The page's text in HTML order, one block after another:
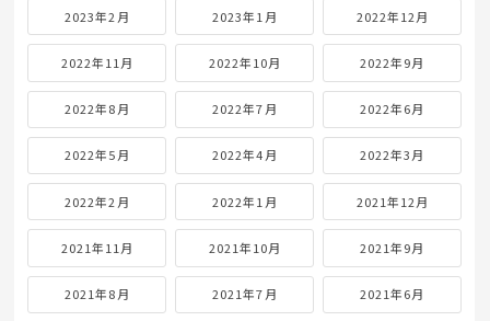
2023年2月 2023年1月 2022年12月
2022年11月 2022年10月 2022年9月
2022年8月 2022年7月 2022年6月
2022年5月 2022年4月 2022年3月
2022年2月 2022年1月 2021年12月
2021年11月 2021年10月 2021年9月
2021年8月 2021年7月 2021年6月